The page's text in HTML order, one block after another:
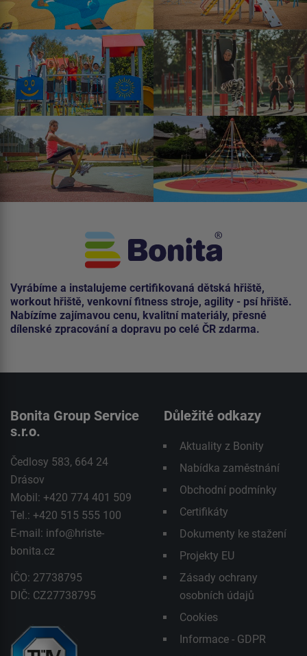
Vyrábíme a instalujeme certifikovaná dětská hřiště,
workout hřiště, venkovní fitness stroje, agility - psí hřiště.
Nabízíme zajímavou cenu, kvalitní materiály, přesné
dílenské zpracování a dopravu po celé ČR zdarma.
Bonita Group Service
s.r.o.
Čedlosy 583, 664 24
Drásov
Mobil: +420 774 401 509
Tel.: +420 515 555 100
E-mail: info@hriste-
bonita.cz
IČO: 27738795
DIČ: CZ27738795
Důležité odkazy
Aktuality z Bonity
Nabídka zaměstnání
Obchodní podmínky
Certifikáty
Dokumenty ke stažení
Projekty EU
Zásady ochrany
osobních údajů
Cookies
Informace - GDPR